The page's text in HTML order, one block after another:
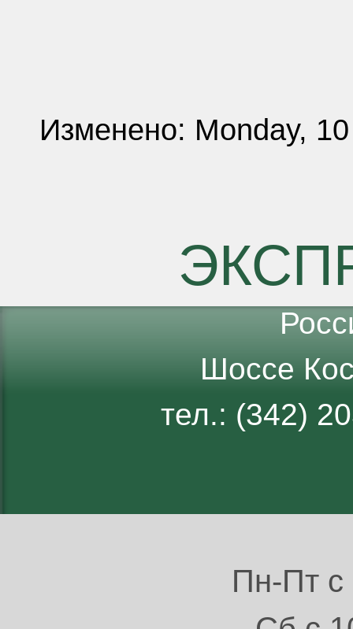
Изменено: Monday,
Шоссе
тел.: (342)
Пн-Пт с